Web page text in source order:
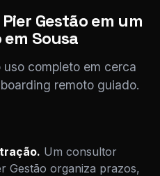
Gestão em um
Sousa
completo em cerca
remoto guiado.
Um consultor
Gestão organiza prazos,